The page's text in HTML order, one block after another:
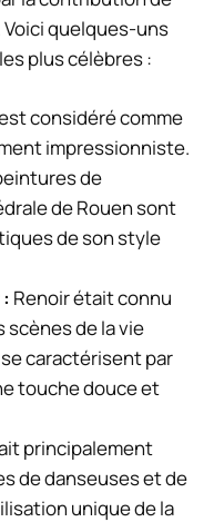
quelques-uns
plus célèbres :
considéré comme
impressionniste.
de
de Rouen sont
de son style
Renoir était connu
de la vie
caractérisent par
touche douce et
principalement
de danseuses et de
unique de la